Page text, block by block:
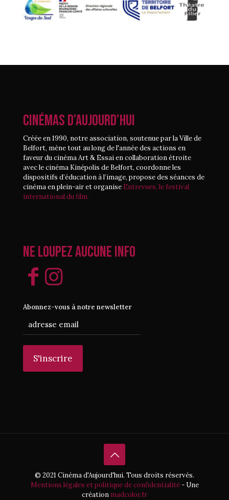
CINÉMAS D’AUJOURD’HUI
Créée en 1990, notre association, soutenue par la Ville de
Belfort, mène tout au long de l'année des actions en
faveur du cinéma Art & Essai en collaboration étroite
avec le cinéma Kinépolis de Belfort, coordonne les
dispositifs d’éducation à l’image, propose des séances de
cinéma en plein-air et organise Entrevues, le festival
international du film.
Ne loupez aucune info
Abonnez-vous à notre newsletter
© 2021 Cinéma d'Aujourd'hui. Tous droits réservés.
Mentions légales et politique de confidentialité- Une
création madcolor.fr